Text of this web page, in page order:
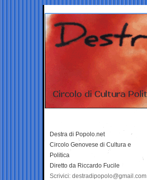
Destra di Popolo.net
Circolo Genovese di Cultura e
Politica
Diretto da Riccardo Fucile
Scrivici: destradipopolo@gmail.com